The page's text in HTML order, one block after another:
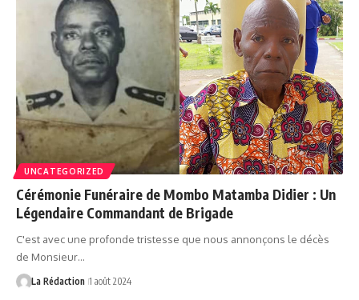
UNCATEGORIZED
Cérémonie Funéraire de Mombo Matamba Didier : Un
Légendaire Commandant de Brigade
C'est avec une profonde tristesse que nous annonçons le décès
de Monsieur…
La Rédaction 1 août 2024